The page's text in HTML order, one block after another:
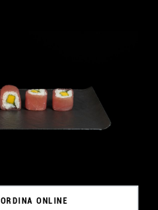
ORDINA ONLINE